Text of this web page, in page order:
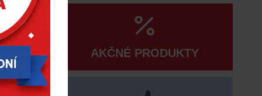
AKČNÉ PRODUKTY